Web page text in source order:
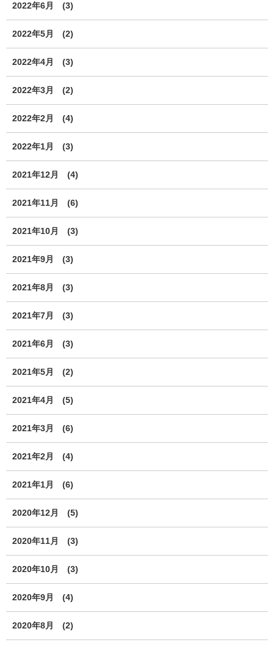
2022年6月 (3)
2022年5月 (2)
2022年4月 (3)
2022年3月 (2)
2022年2月 (4)
2022年1月 (3)
2021年12月 (4)
2021年11月 (6)
2021年10月 (3)
2021年9月 (3)
2021年8月 (3)
2021年7月 (3)
2021年6月 (3)
2021年5月 (2)
2021年4月 (5)
2021年3月 (6)
2021年2月 (4)
2021年1月 (6)
2020年12月 (5)
2020年11月 (3)
2020年10月 (3)
2020年9月 (4)
2020年8月 (2)